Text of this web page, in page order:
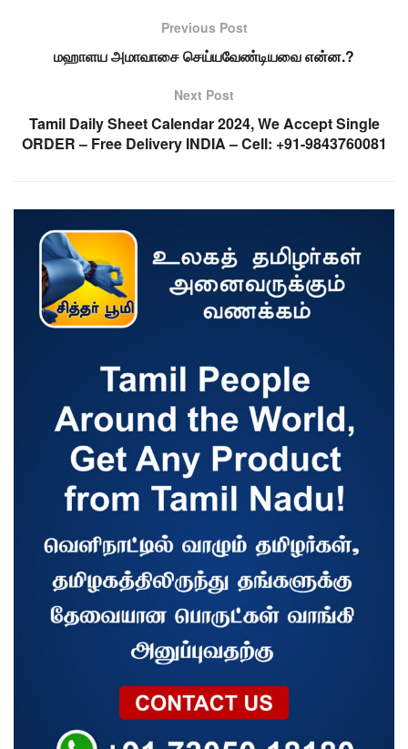
Previous Post
மஹாளய அமாவாசை செய்யவேண்டியவை என்ன.?
Next Post
Tamil Daily Sheet Calendar 2024, We Accept Single
ORDER – Free Delivery INDIA – Cell: +91-9843760081